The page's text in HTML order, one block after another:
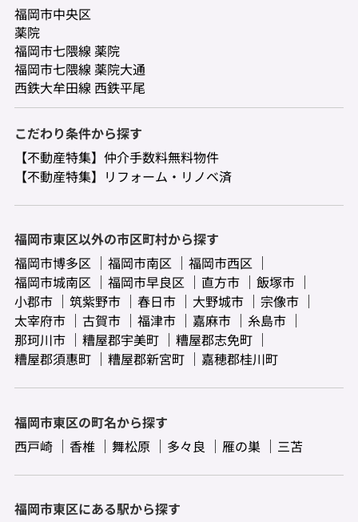
福岡市中央区
薬院
福岡市七隈線 薬院
福岡市七隈線 薬院大通
西鉄大牟田線 西鉄平尾
こだわり条件から探す
【不動産特集】仲介手数料無料物件
【不動産特集】リフォーム・リノベ済
福岡市東区以外の市区町村から探す
福岡市博多区
福岡市南区
福岡市西区
福岡市城南区
福岡市早良区 直方市
飯塚市
小郡市
筑紫野市 春日市 大野城市
宗像市
太宰府市
古賀市 福津市 嘉麻市
糸島市
那珂川市
糟屋郡宇美町
糟屋郡志免町
糟屋郡須惠町
糟屋郡新宮町 嘉穂郡桂川町
福岡市東区の町名から探す
西戸崎
香椎 舞松原 多々良 雁の巣 三苫
福岡市東区にある駅から探す